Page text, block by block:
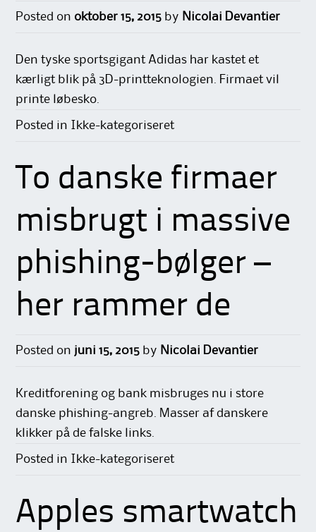
Posted on oktober 15, 2015 by Nicolai Devantier
Den tyske sportsgigant Adidas har kastet et
kærligt blik på 3D-printteknologien. Firmaet vil
printe løbesko.
Posted in Ikke-kategoriseret
To danske firmaer
misbrugt i massive
phishing-bølger –
her rammer de
Posted on juni 15, 2015 by Nicolai Devantier
Kreditforening og bank misbruges nu i store
danske phishing-angreb. Masser af danskere
klikker på de falske links.
Posted in Ikke-kategoriseret
Apples smartwatch